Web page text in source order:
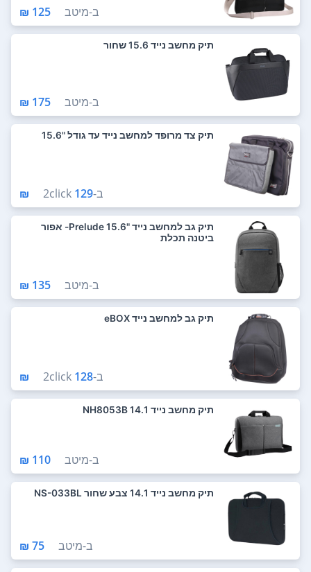
ב-מיטב 125 ₪
תיק מחשב נייד 15.6 שחור
ב-מיטב 175 ₪
תיק צד מרופד למחשב נייד עד גודל "15.6
ב- 2click 129 ₪
תיק גב למחשב נייד "15.6 Prelude- אפור
ביטנה תכלת
ב-מיטב 135 ₪
תיק גב למחשב נייד eBOX
ב- 2click 128 ₪
תיק מחשב נייד 14.1 NH8053B
ב-מיטב 110 ₪
תיק מחשב נייד 14.1 צבע שחור NS-033BL
ב-מיטב 75 ₪